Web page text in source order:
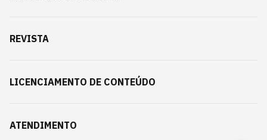
REVISTA
LICENCIAMENTO DE CONTEÚDO
ATENDIMENTO